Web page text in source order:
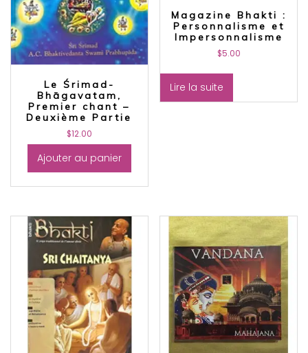
Le Śrimad-
Bhāgavatam,
Premier chant –
Deuxième Partie
$12.00
Ajouter au panier
Magazine Bhakti :
Personnalisme et
Impersonnalisme
$5.00
Lire la suite